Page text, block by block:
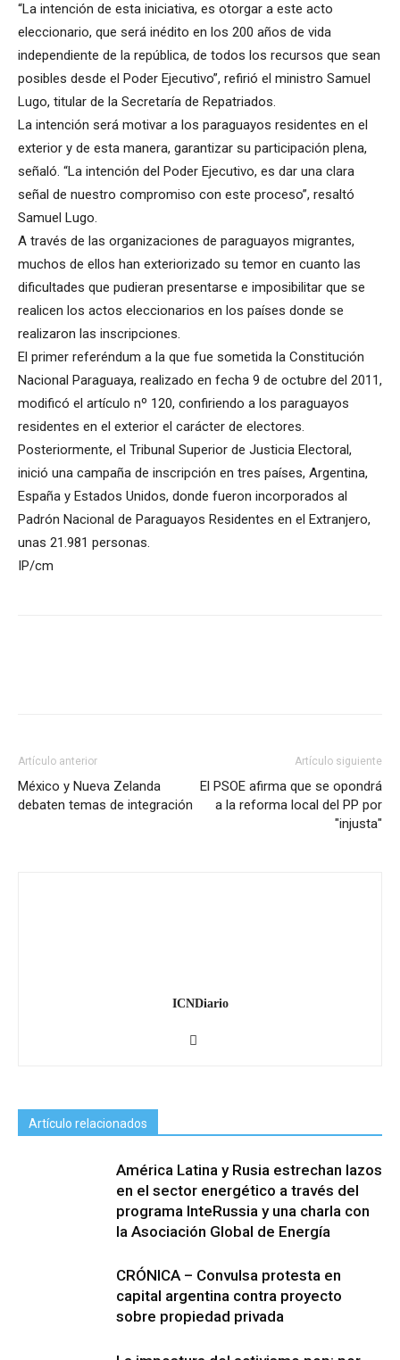
“La intención de esta iniciativa, es otorgar a este acto
eleccionario, que será inédito en los 200 años de vida
independiente de la república, de todos los recursos que sean
posibles desde el Poder Ejecutivo”, refirió el ministro Samuel
Lugo, titular de la Secretaría de Repatriados.
La intención será motivar a los paraguayos residentes en el
exterior y de esta manera, garantizar su participación plena,
señaló. “La intención del Poder Ejecutivo, es dar una clara
señal de nuestro compromiso con este proceso”, resaltó
Samuel Lugo.
A través de las organizaciones de paraguayos migrantes,
muchos de ellos han exteriorizado su temor en cuanto las
dificultades que pudieran presentarse e imposibilitar que se
realicen los actos eleccionarios en los países donde se
realizaron las inscripciones.
El primer referéndum a la que fue sometida la Constitución
Nacional Paraguaya, realizado en fecha 9 de octubre del 2011,
modificó el artículo nº 120, confiriendo a los paraguayos
residentes en el exterior el carácter de electores.
Posteriormente, el Tribunal Superior de Justicia Electoral,
inició una campaña de inscripción en tres países, Argentina,
España y Estados Unidos, donde fueron incorporados al
Padrón Nacional de Paraguayos Residentes en el Extranjero,
unas 21.981 personas.
IP/cm
Artículo anterior
México y Nueva Zelanda
debaten temas de integración
Artículo siguiente
El PSOE afirma que se opondrá
a la reforma local del PP por
"injusta"
ICNDiario
Artículo relacionados
América Latina y Rusia estrechan lazos
en el sector energético a través del
programa InteRussia y una charla con
la Asociación Global de Energía
CRÓNICA – Convulsa protesta en
capital argentina contra proyecto
sobre propiedad privada